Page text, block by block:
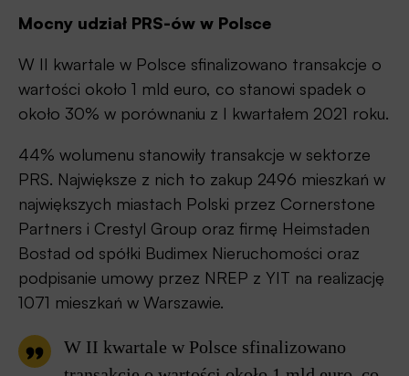
Mocny udział PRS-ów w Polsce
W II kwartale w Polsce sfinalizowano transakcje o
wartości około 1 mld euro, co stanowi spadek o
około 30% w porównaniu z I kwartałem 2021 roku.
44% wolumenu stanowiły transakcje w sektorze
PRS. Największe z nich to zakup 2496 mieszkań w
największych miastach Polski przez Cornerstone
Partners i Crestyl Group oraz firmę Heimstaden
Bostad od spółki Budimex Nieruchomości oraz
podpisanie umowy przez NREP z YIT na realizację
1071 mieszkań w Warszawie.
W II kwartale w Polsce sfinalizowano